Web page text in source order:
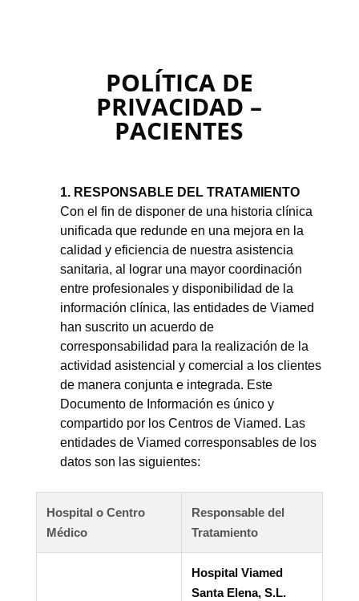
POLÍTICA DE
PRIVACIDAD –
PACIENTES
1. RESPONSABLE DEL TRATAMIENTO
Con el fin de disponer de una historia clínica
unificada que redunde en una mejora en la
calidad y eficiencia de nuestra asistencia
sanitaria, al lograr una mayor coordinación
entre profesionales y disponibilidad de la
información clínica, las entidades de Viamed
han suscrito un acuerdo de
corresponsabilidad para la realización de la
actividad asistencial y comercial a los clientes
de manera conjunta e integrada. Este
Documento de Información es único y
compartido por los Centros de Viamed. Las
entidades de Viamed corresponsables de los
datos son las siguientes:
Hospital o Centro
Médico
Responsable del
Tratamiento
Hospital Viamed
Santa Elena, S.L.